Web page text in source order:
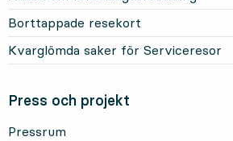
Borttappade resekort
Kvarglömda saker för Serviceresor
Press och projekt
Pressrum